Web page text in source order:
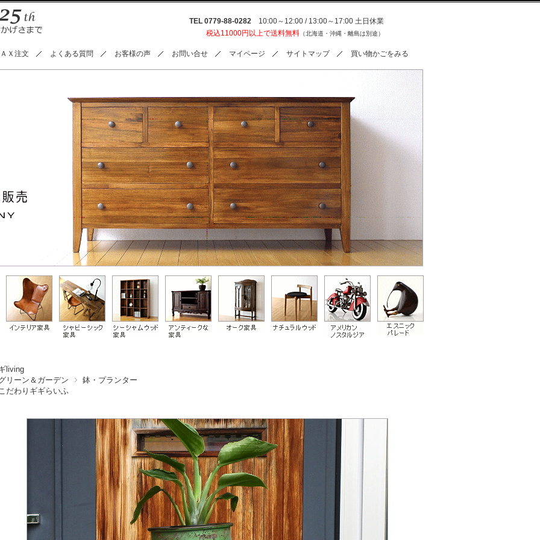
TEL 0779-88-0282 10:00～12:00 / 13:00～17:00 土日休業
税込11000円以上で送料無料 （北海道・沖縄・離島は別途）
Ｘ注文 よくある質問 お客様の声 お問い合せ マイページ サイトマップ 買い物かごをみる
living
リーン＆ガーデン
鉢・プランター
だわりギギらいふ